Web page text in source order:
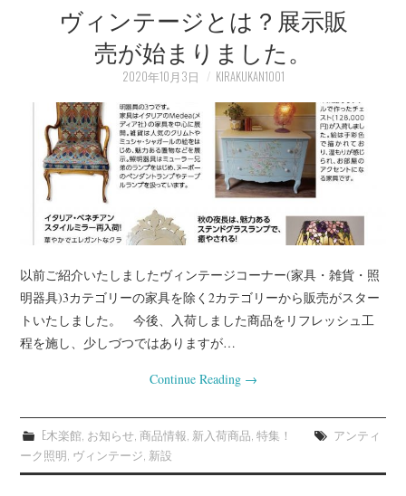
商品情報
プライベート
お客様宅（事例）
インテリアの知恵袋
店長業務
ヴィンテージとは？展示販
売が始まりました。
2020年10月3日 KIRAKUKAN1001
以前ご紹介いたしましたヴィンテージコーナー(家具・雑貨・照
明器具)3カテゴリーの家具を除く2カテゴリーから販売がスター
トいたしました。 今後、入荷しました商品をリフレッシュ工
程を施し、少しづつではありますが…
Continue Reading →
E木楽館, お知らせ, 商品情報, 新入荷商品, 特集！
アンティ
ーク照明, ヴィンテージ, 新設